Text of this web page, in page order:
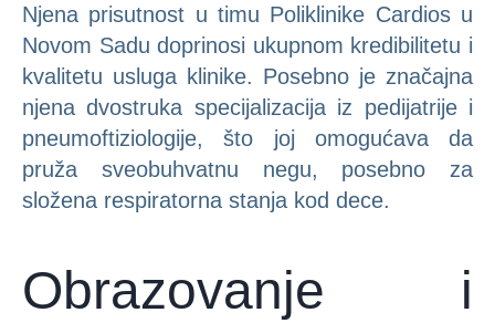
Njena prisutnost u timu Poliklinike Cardios u
Novom Sadu doprinosi ukupnom kredibilitetu i
kvalitetu usluga klinike. Posebno je značajna
njena dvostruka specijalizacija iz pedijatrije i
pneumoftiziologije, što joj omogućava da
pruža sveobuhvatnu negu, posebno za
složena respiratorna stanja kod dece.
Obrazovanje i